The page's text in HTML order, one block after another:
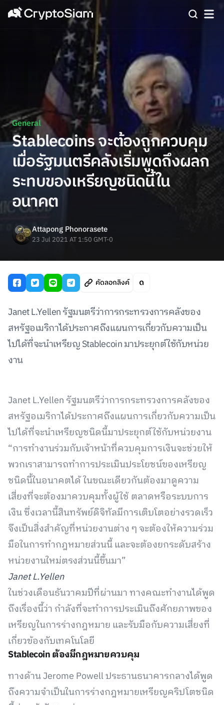
General
Stablecoins จะต้องถูกควบคุม
เมื่อรัฐมนตรีคลังเริ่มพูดถึงผลก
ระทบของเหรียญชนิดนี้ใน
อนาคต
Attapong Phonorasete
23 Jul 2021 AT 1:50 GMT-0
คัดลอกลิงค์
Janet L.Yellen รัฐมนตรีว่าการกระทรวงการคลังของ
สหรัฐอเมริกาได้ประกาศถึงแผนการเกี่ยวกับความเป็น
ไปได้ที่จะนำเหรียญ Stablecoin มาประยุกต์ใช้กับหน่วย
งาน
Janet L.Yellen รัฐมนตรีว่าการกระทรวงการคลังของ
สหรัฐอเมริกาได้ประกาศถึงแผนการเกี่ยวกับความเป็น
ไปได้ที่จะนำเหรียญชนิดนี้มาประยุกต์ใช้กับหน่วยงาน
“การทำงานร่วมกับเจ้าหน้าที่ควบคุมการเงินจะช่วยให้
พวกเราสามารถทำการประเมินประโยชน์ของเหรียญ
ชนิดนี้ในอนาคตได้ ในขณะเดียวกันต้องมาดูความ
เสี่ยงที่จะต้องมาควบคุมทั้งผู้ใช้ ตลาดหรือระบบการ
เงิน ซึ่งเวลานี้สินทรัพย์ดิจิทัลมีการเติบโตอย่างรวดเร็ว
จึงเป็นสิ่งสำคัญที่หน่วยงานต่าง ๆ จะต้องให้ความร่วม
มือในการทำกฎหมายส่วนนี้ และจะต้องยกระดับสร้าง
หน่วยงานใหม่ตรงส่วนนี้ขึ้นมา”
Janet L.Yellen
ในช่วงเดือนธันวาคมปีที่ผ่านมา ทางคณะทำงานได้พูด
ถึงเรื่องนี้ว่า กำลังที่จะทำการประเมินถึงศักยภาพของ
เหรียญในการร่างกฎหมาย และรับมือกับความเสี่ยงที่
เกี่ยวข้องกับเทคโนโลยี
Stablecoin ต้องมีกฎหมายควบคุม
ทางด้าน Jerome Powell ประธานธนาคารกลางได้พูด
ถึงความจำเป็นในการร่างกฎหมายเหรียญคริปโตชนิด